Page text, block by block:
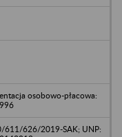
osobowo-płacowa:
611/626/2019-SAK; UNP: